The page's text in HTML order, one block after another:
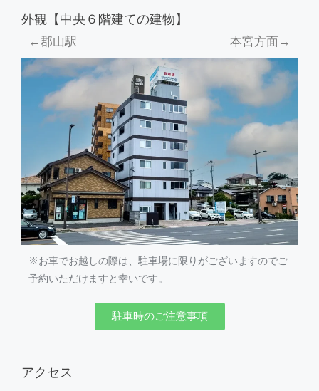
外観【中央６階建ての建物】
←郡山駅 本宮方面→
※お車でお越しの際は、駐車場に限りがございますのでご
予約いただけますと幸いです。
駐車時のご注意事項
アクセス